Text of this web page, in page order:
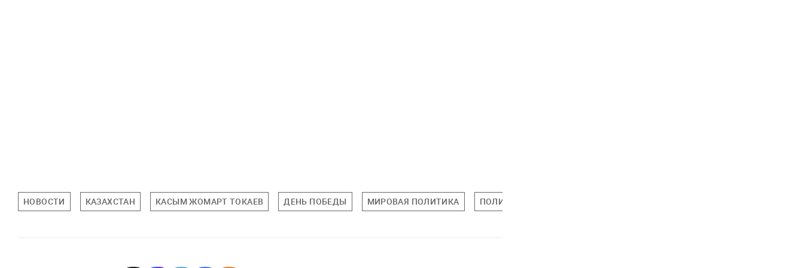
НОВОСТИ КАЗАХСТАН КАСЫМ ЖОМАРТ ТОКАЕВ ДЕНЬ ПОБЕДЫ МИРОВАЯ ПОЛИТИКА ПОЛИТИКА